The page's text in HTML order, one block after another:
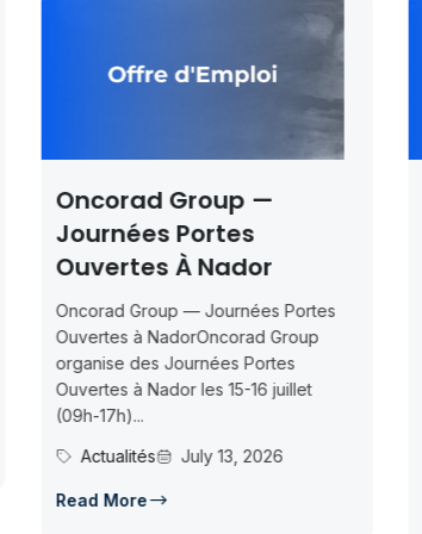
Oncorad Group —
Journées Portes
Ouvertes À Nador
Oncorad Group — Journées Portes
Ouvertes à NadorOncorad Group
organise des Journées Portes
Ouvertes à Nador les 15-16 juillet
(09h-17h)...
Actualités
July 13, 2026
Read More